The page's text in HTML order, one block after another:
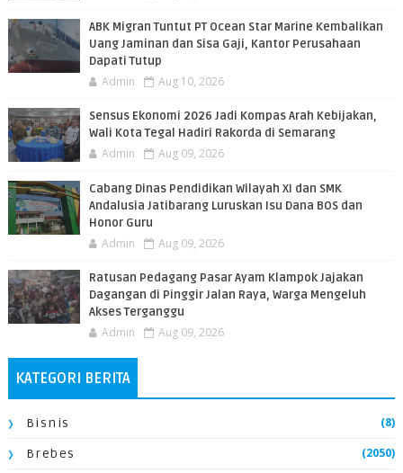
ABK Migran Tuntut PT Ocean Star Marine Kembalikan
Uang Jaminan dan Sisa Gaji, Kantor Perusahaan
Dapati Tutup
Admin Aug 10, 2026
Sensus Ekonomi 2026 Jadi Kompas Arah Kebijakan,
Wali Kota Tegal Hadiri Rakorda di Semarang
Admin Aug 09, 2026
Cabang Dinas Pendidikan Wilayah XI dan SMK
Andalusia Jatibarang Luruskan Isu Dana BOS dan
Honor Guru
Admin Aug 09, 2026
​Ratusan Pedagang Pasar Ayam Klampok Jajakan
Dagangan di Pinggir Jalan Raya, Warga Mengeluh
Akses Terganggu
Admin Aug 09, 2026
KATEGORI BERITA
Bisnis (8)
Brebes (2050)